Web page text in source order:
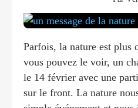
Parfois, la nature est plus
vous pouvez le voir, un
le 14 février avec une
sur le front. La nature